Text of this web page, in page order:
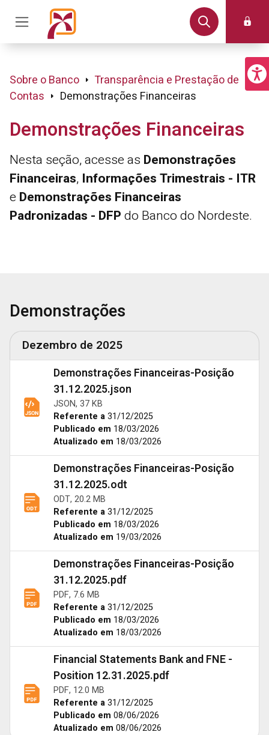
Sobre o Banco
Transparência e Prestação de
Contas
Demonstrações Financeiras
Demonstrações Financeiras
Nesta seção, acesse as Demonstrações
Financeiras, Informações Trimestrais - ITR
e Demonstrações Financeiras
Padronizadas - DFPdo Banco do Nordeste.
Demonstrações
Dezembro de 2025
Demonstrações Financeiras-Posição
31.12.2025.json
JSON, 37 KB
Referente a31/12/2025
Publicado em 18/03/2026
Atualizado em 18/03/2026
Demonstrações Financeiras-Posição
31.12.2025.odt
ODT, 20.2 MB
Referente a31/12/2025
Publicado em 18/03/2026
Atualizado em 19/03/2026
Demonstrações Financeiras-Posição
31.12.2025.pdf
PDF, 7.6 MB
Referente a31/12/2025
Publicado em 18/03/2026
Atualizado em 18/03/2026
Financial Statements Bank and FNE -
Position 12.31.2025.pdf
PDF, 12.0 MB
Referente a31/12/2025
Publicado em 08/06/2026
Atualizado em 08/06/2026